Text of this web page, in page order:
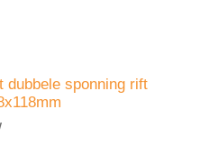
dubbele sponning rift